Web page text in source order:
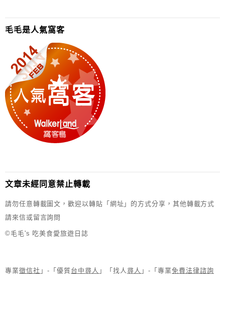
毛毛是人氣窩客
文章未經同意禁止轉載
請勿任意轉載圖文，歡迎以轉貼「網址」的方式分享，其他轉載方式
請來信或留言詢問
©毛毛's 吃美食愛旅遊日誌
專業徵信社 」-「優質台中尋人 」「找人 尋人 」-「專業免費法律諮詢